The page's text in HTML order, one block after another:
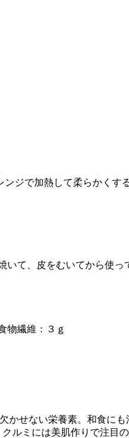
ジで加熱して柔らかくす
て、皮をむいてから使っ
物繊維：３ｇ
せない栄養素。和食に
ルミには美肌作りで注目